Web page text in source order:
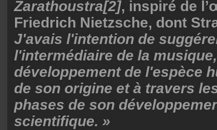
Zarathoustra[2], inspiré de
Friedrich Nietzsche, dont
J'avais l'intention de
l'intermédiaire de la
développement de l'espèce
de son origine et à travers
phases de son
scientifique. »